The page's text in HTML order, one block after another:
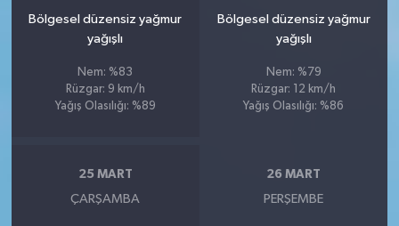
Bölgesel düzensiz yağmur
yağışlı
Nem: %83
Rüzgar: 9 km/h
Yağış Olasılığı: %89
Bölgesel düzensiz yağmur
yağışlı
Nem: %79
Rüzgar: 12 km/h
Yağış Olasılığı: %86
25 MART
ÇARŞAMBA
26 MART
PERŞEMBE